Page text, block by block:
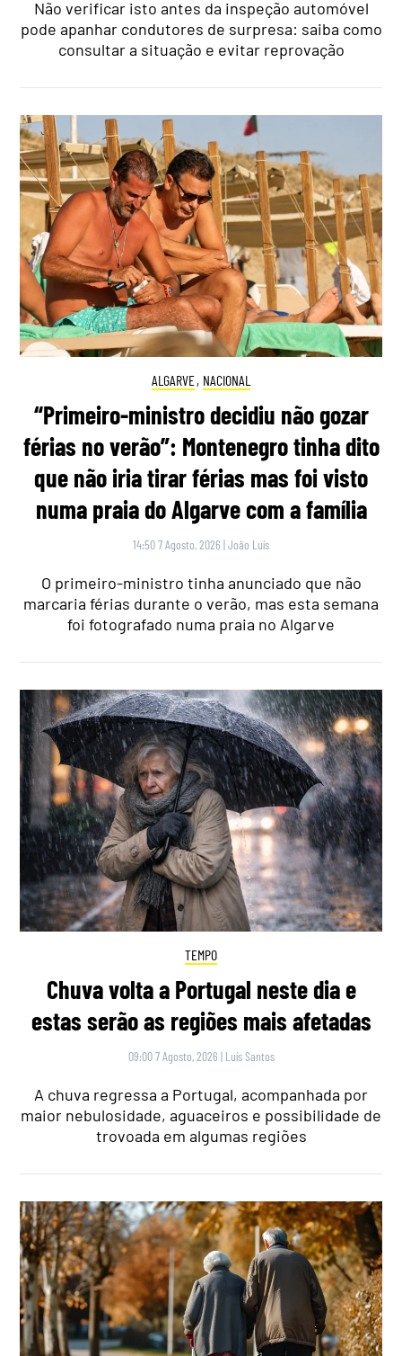
Não verificar isto antes da inspeção automóvel
pode apanhar condutores de surpresa: saiba como
consultar a situação e evitar reprovação
ALGARVE, NACIONAL
“Primeiro-ministro decidiu não gozar
férias no verão”: Montenegro tinha dito
que não iria tirar férias mas foi visto
numa praia do Algarve com a família
14:50 7 Agosto, 2026 |João Luís
O primeiro-ministro tinha anunciado que não
marcaria férias durante o verão, mas esta semana
foi fotografado numa praia no Algarve
TEMPO
Chuva volta a Portugal neste dia e
estas serão as regiões mais afetadas
09:00 7 Agosto, 2026 | Luís Santos
A chuva regressa a Portugal, acompanhada por
maior nebulosidade, aguaceiros e possibilidade de
trovoada em algumas regiões